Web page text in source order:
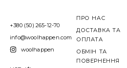
+380 (50) 265-12-70
info@woolhappen.com
woolhappen
ПРО НАС
ДОСТАВКА ТА
ОПЛАТА
ОБМІН ТА
ПОВЕРНЕННЯ